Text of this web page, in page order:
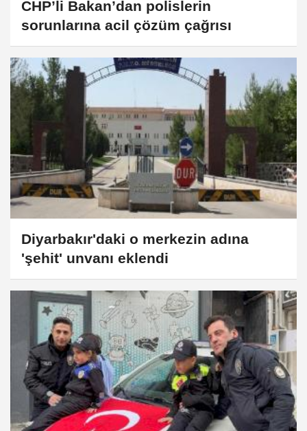
CHP’li Bakan’dan polislerin
sorunlarına acil çözüm çağrısı
Diyarbakır'daki o merkezin adına
'şehit' unvanı eklendi